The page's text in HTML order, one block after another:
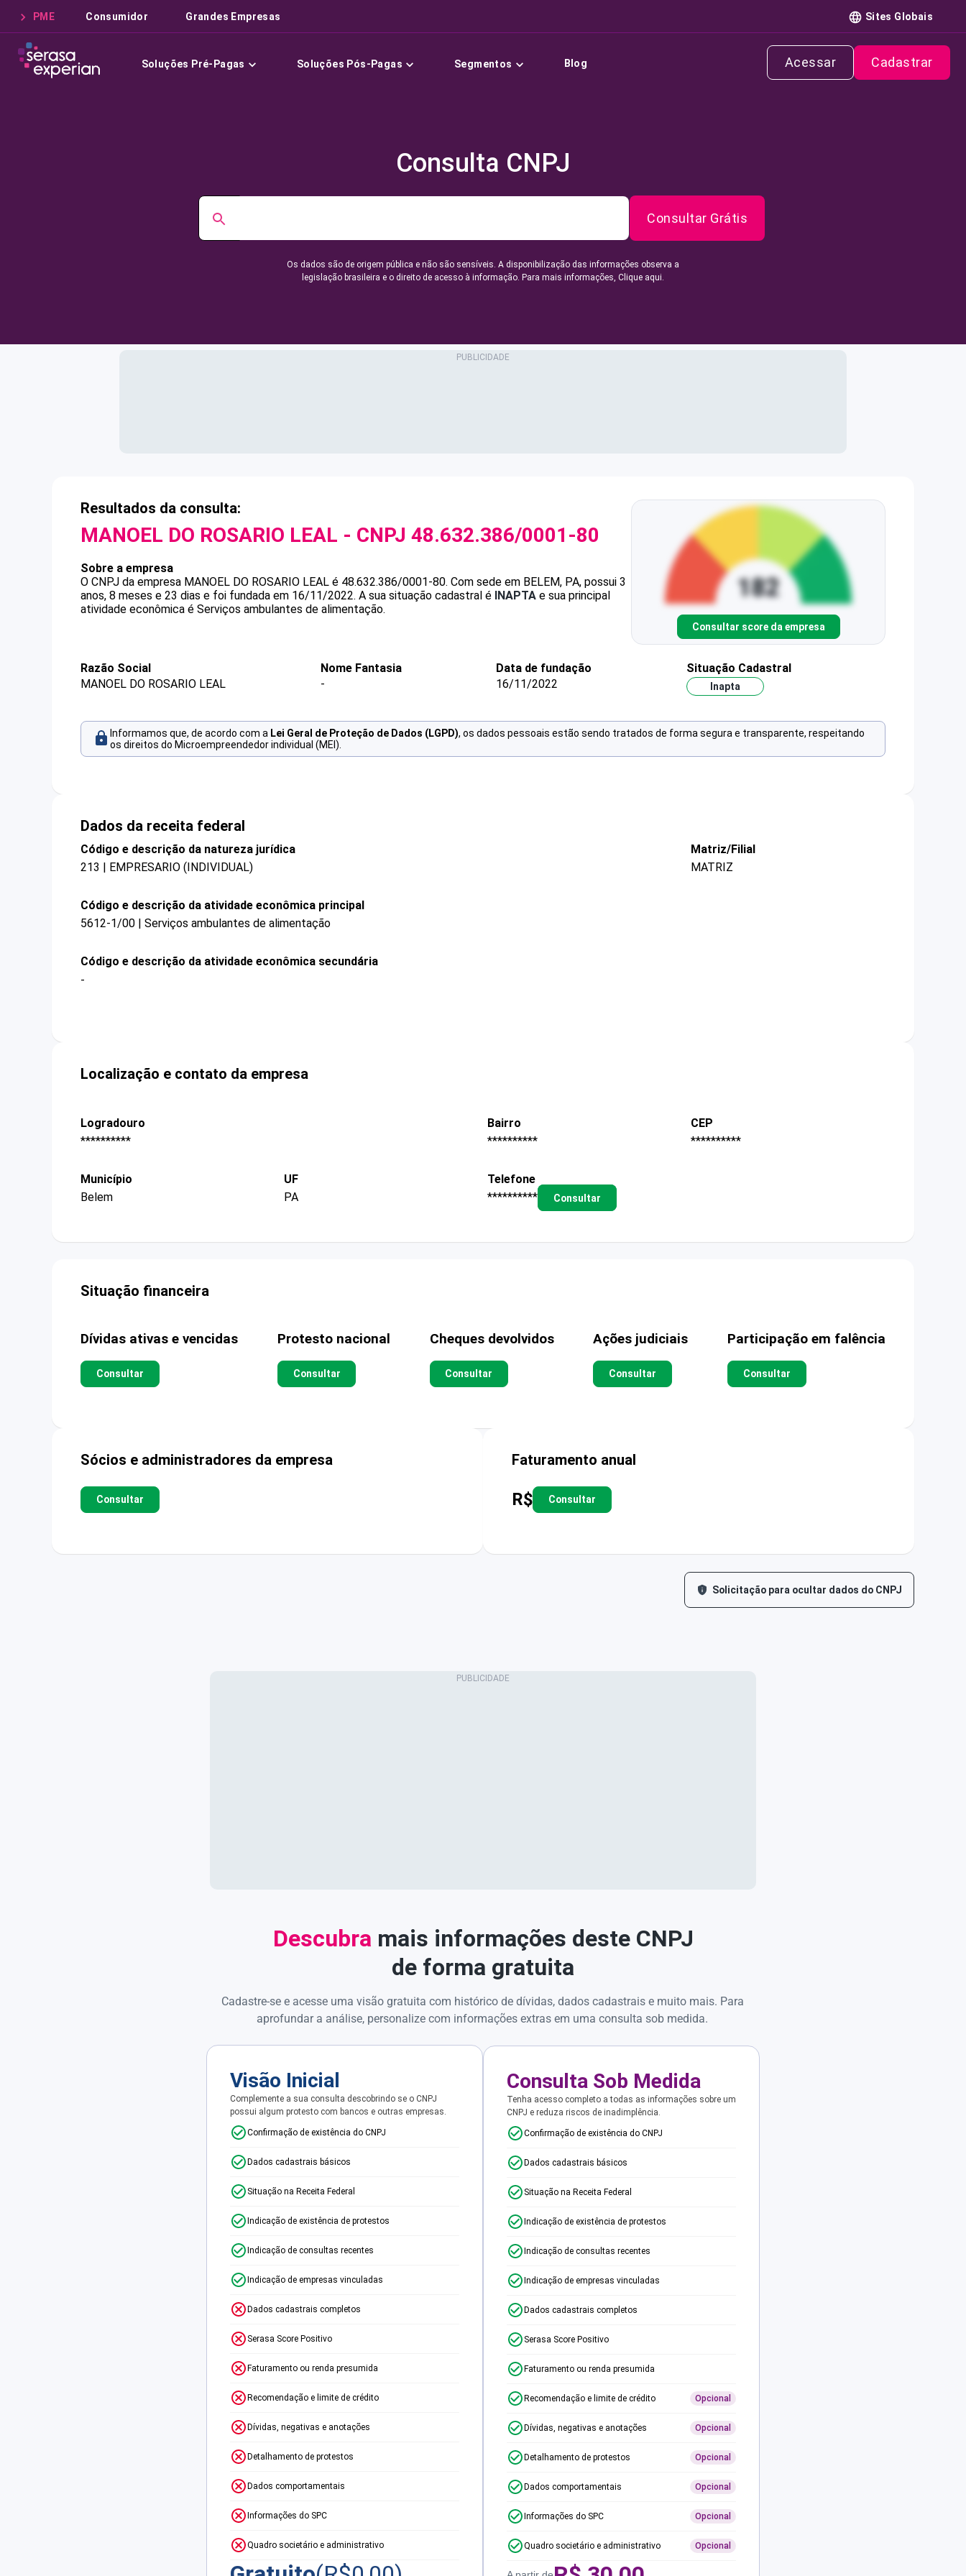
PME Consumidor Grandes Empresas Sites Globais
Soluções Pré-Pagas Soluções Pós-Pagas Segmentos Blog Acessar Cadastrar
Consulta CNPJ
Consultar Grátis
Os dados são de origem pública e não são sensíveis. A disponibilização das informações observa a
legislação brasileira e o direito de acesso à informação. Para mais informações, Clique aqui.
Resultados da consulta:
MANOEL DO ROSARIO LEAL - CNPJ 48.632.386/0001-80
Sobre a empresa
O CNPJ da empresa MANOEL DO ROSARIO LEAL é 48.632.386/0001-80. Com sede em BELEM, PA, possui 3
anos, 8 meses e 23 dias e foi fundada em 16/11/2022. A sua situação cadastral é INAPTA e sua principal
atividade econômica é Serviços ambulantes de alimentação.
Consultar score da empresa
Razão Social
MANOEL DO ROSARIO LEAL
Nome Fantasia
-
Data de fundação
16/11/2022
Situação Cadastral
Inapta
Informamos que, de acordo com a Lei Geral de Proteção de Dados (LGPD), os dados pessoais estão sendo tratados de forma segura e transparente, respeitando
os direitos do Microempreendedor individual (MEI).
Dados da receita federal
Código e descrição da natureza jurídica
213 | EMPRESARIO (INDIVIDUAL)
Matriz/Filial
MATRIZ
Código e descrição da atividade econômica principal
5612-1/00 | Serviços ambulantes de alimentação
Código e descrição da atividade econômica secundária
-
Localização e contato da empresa
Logradouro
**********
Bairro
**********
CEP
**********
Município
Belem
UF
PA
Telefone
**********
Consultar
Situação financeira
Dívidas ativas e vencidas
Consultar
Protesto nacional
Consultar
Cheques devolvidos
Consultar
Ações judiciais
Consultar
Participação em falência
Consultar
Sócios e administradores da empresa
Consultar
Faturamento anual
R$ Consultar
Solicitação para ocultar dados do CNPJ
Descubra mais informações deste CNPJ
de forma gratuita
Cadastre-se e acesse uma visão gratuita com histórico de dívidas, dados cadastrais e muito mais. Para
aprofundar a análise, personalize com informações extras em uma consulta sob medida.
Visão Inicial
Complemente a sua consulta descobrindo se o CNPJ
possui algum protesto com bancos e outras empresas.
Confirmação de existência do CNPJ
Dados cadastrais básicos
Situação na Receita Federal
Indicação de existência de protestos
Indicação de consultas recentes
Indicação de empresas vinculadas
Dados cadastrais completos
Serasa Score Positivo
Faturamento ou renda presumida
Recomendação e limite de crédito
Dívidas, negativas e anotações
Detalhamento de protestos
Dados comportamentais
Informações do SPC
Quadro societário e administrativo
Consulta Sob Medida
Tenha acesso completo a todas as informações sobre um
CNPJ e reduza riscos de inadimplência.
Confirmação de existência do CNPJ
Dados cadastrais básicos
Situação na Receita Federal
Indicação de existência de protestos
Indicação de consultas recentes
Indicação de empresas vinculadas
Dados cadastrais completos
Serasa Score Positivo
Faturamento ou renda presumida
Recomendação e limite de crédito Opcional
Dívidas, negativas e anotações Opcional
Detalhamento de protestos Opcional
Dados comportamentais Opcional
Informações do SPC Opcional
Quadro societário e administrativo Opcional